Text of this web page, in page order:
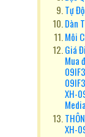
Tự
Dàn
Môi
Giá
Mua
XH-
XH-